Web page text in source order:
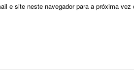
e site neste navegador para a próxima vez